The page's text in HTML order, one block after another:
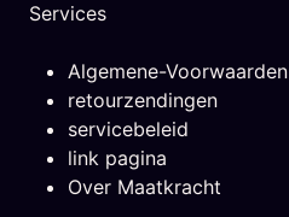
Services
Algemene-Voorwaarden
retourzendingen
servicebeleid
link pagina
Over Maatkracht